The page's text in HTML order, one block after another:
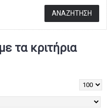
τα κριτήρια